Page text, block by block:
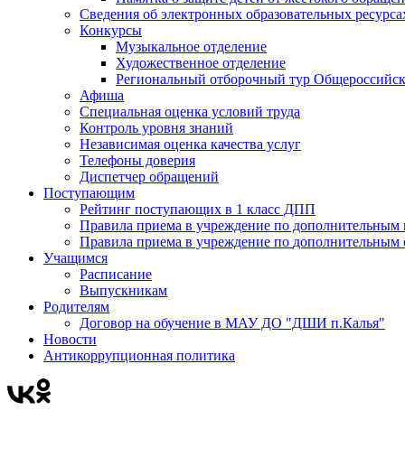
Сведения об электронных образовательных
Конкурсы
Музыкальное отделение
Художественное отделение
Региональный отборочный тур
Афиша
Специальная оценка условий труда
Контроль уровня знаний
Независимая оценка качества услуг
Телефоны доверия
Диспетчер обращений
Поступающим
Рейтинг поступающих в 1 класс ДПП
Правила приема в учреждение
Правила приема в
Учащимся
Расписание
Выпускникам
Родителям
Договор на обучение в МАУ ДО "ДШИ п.Калья"
Новости
Антикоррупционная политика